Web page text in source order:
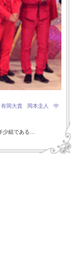
有岡大貴 岡本圭人
中
少組である…